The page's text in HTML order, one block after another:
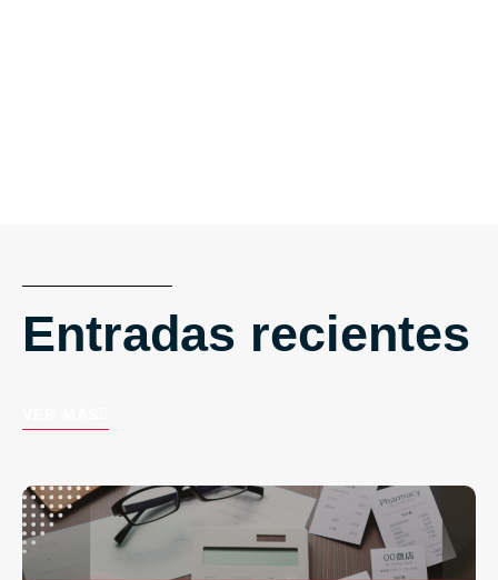
Entradas recientes